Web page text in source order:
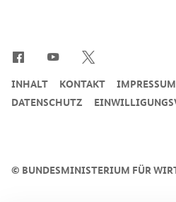
© BUNDESMINISTERIUM FÜR
INHALT KONTAKT IMPRESSUM
DATENSCHUTZ